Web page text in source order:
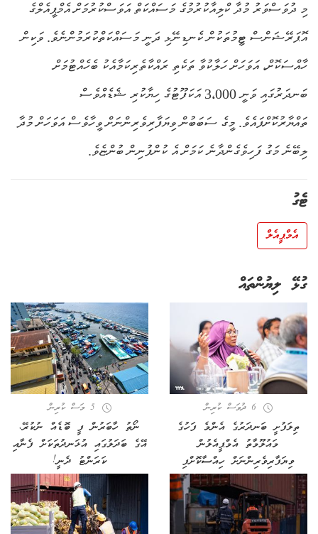
މި ދުވަސްވަރު މުދާ ކްލިއާކުރުމުގެ މަސައްކަތް އަވަސްކުރުމަށް އެމްޕީއެލްގެ
އޮޕަރޭޝަންސް ޓީމުތަކުން ކެނޑިނޭޅި ދަނީ މަސައްކަތްކުރަމުންނެވެ. ވަކިން
ހާއްސަކޮށް، އަވަހަށް ހަލާކުވާ ތަކެތި ރައްކާތެރިކަމާއެކު ބެހެއްޓުމަށް
ބަނދަރުގައި ވަނީ 3،000 އަކަފޫޓުގެ ހިޔާކުރި ޝެޑެއްވެސް
ތައްޔާރުކޮށްފައެވެ. މީގެ ސަބަބުން ވިޔަފާރިވެރިންނަށް ވީހާވެސް އަވަހަށް މުދާ
ލިބޭނެ މަގު ފަހިވެގެންދާނެ ކަމަށް އެ ކުންފުނިން ބުންޏެވެ.
ޓެގު
އެމްޕީއެލް
ގުޅޭ ލިޔުންތައް
6 ދުވަސް ކުރިން
ތިލަފުށީ ބަނދަރުގެ އެންމެ ފަހުގެ
މައުލޫމާތު އެމްޕީއެލުން
ވިޔަފާރިވެރިންނަށް ހިއްސާކޮށްފި
5 މަސް ކުރިން
ނޯތު ހާބަރުން ފީ ބޮޑެއް ނުކުރޭ،
އޭގެ ބަދަލުގައި އުޅަނދުތަކަށް ފެނާއި
ކަރަންޓު ދެނީ!